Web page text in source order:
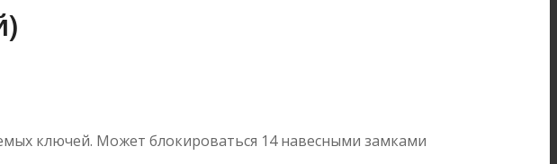
ключей. Может блокироваться 14 навесными замками